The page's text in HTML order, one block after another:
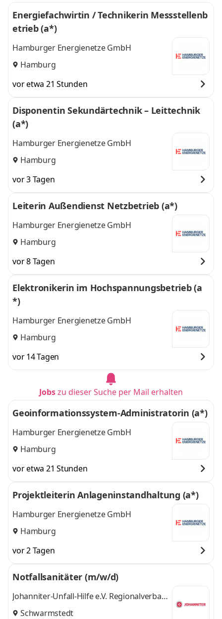
Energiefachwirtin / Technikerin Messstellenb
etrieb (a*)
Hamburger Energienetze GmbH
Hamburg
vor etwa 21 Stunden
Disponentin Sekundärtechnik – Leittechnik
(a*)
Hamburger Energienetze GmbH
Hamburg
vor 3 Tagen
Leiterin Außendienst Netzbetrieb (a*)
Hamburger Energienetze GmbH
Hamburg
vor 8 Tagen
Elektronikerin im Hochspannungsbetrieb (a
*)
Hamburger Energienetze GmbH
Hamburg
vor 14 Tagen
Jobszu dieser Suche per Mail erhalten
Geoinformationssystem-Administratorin (a*)
Hamburger Energienetze GmbH
Hamburg
vor etwa 21 Stunden
Projektleiterin Anlageninstandhaltung (a*)
Hamburger Energienetze GmbH
Hamburg
vor 2 Tagen
Notfallsanitäter (m/w/d)
Johanniter-Unfall-Hilfe e.V. Regionalverband
Niedersachsen Mitte
Schwarmstedt